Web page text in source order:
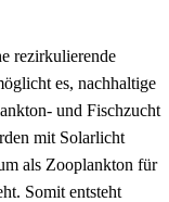
rezirkulierende
es, nachhaltige
und Fischzucht
mit Solarlicht
als Zooplankton für
Somit entsteht